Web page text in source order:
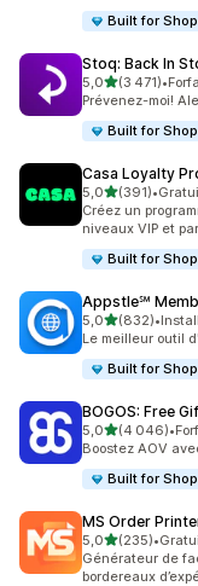
Built for
Stoq: Back In
5,0étoile(s) sur 5
(3 471)
3471 avis au total
•
Prévenez-moi!
Built for
Casa Loyalty
5,0étoile(s) sur 5
(391)
391 avis au total
•
Créez un
niveaux VIP et
Built for
Appstle℠
5,0étoile(s) sur 5
(832)
832 avis au total
•
Le meilleur outil
Built for
BOGOS: Free
5,0étoile(s) sur 5
(4 046)
4046 avis au•
Boostez AOV
Built for
MS Order
5,0étoile(s) sur 5
(235)
235 avis au total
•
Générateur de
bordereaux